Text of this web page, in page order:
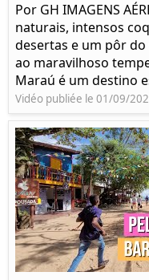
Por GH IMAGENS
naturais, intensos
desertas e um pôr
ao maravilhoso
Maraú é um destino
Vidéo publiée le 01/09/